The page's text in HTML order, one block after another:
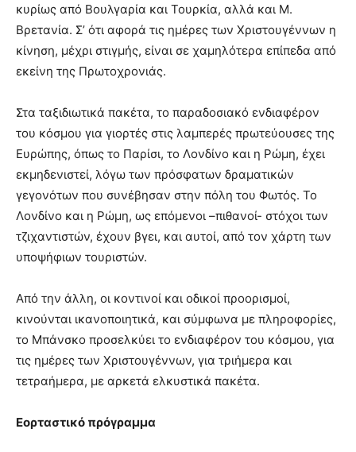
κυρίως από Βουλγαρία και Τουρκία, αλλά και Μ.
Βρετανία. Σ’ ότι αφορά τις ημέρες των Χριστουγέννων η
κίνηση, μέχρι στιγμής, είναι σε χαμηλότερα επίπεδα από
εκείνη της Πρωτοχρονιάς.
Στα ταξιδιωτικά πακέτα, το παραδοσιακό ενδιαφέρον
του κόσμου για γιορτές στις λαμπερές πρωτεύουσες της
Ευρώπης, όπως το Παρίσι, το Λονδίνο και η Ρώμη, έχει
εκμηδενιστεί, λόγω των πρόσφατων δραματικών
γεγονότων που συνέβησαν στην πόλη του Φωτός. Το
Λονδίνο και η Ρώμη, ως επόμενοι –πιθανοί- στόχοι των
τζιχαντιστών, έχουν βγει, και αυτοί, από τον χάρτη των
υποψήφιων τουριστών.
Από την άλλη, οι κοντινοί και οδικοί προορισμοί,
κινούνται ικανοποιητικά, και σύμφωνα με πληροφορίες,
το Μπάνσκο προσελκύει το ενδιαφέρον του κόσμου, για
τις ημέρες των Χριστουγέννων, για τριήμερα και
τετραήμερα, με αρκετά ελκυστικά πακέτα.
Εορταστικό πρόγραμμα